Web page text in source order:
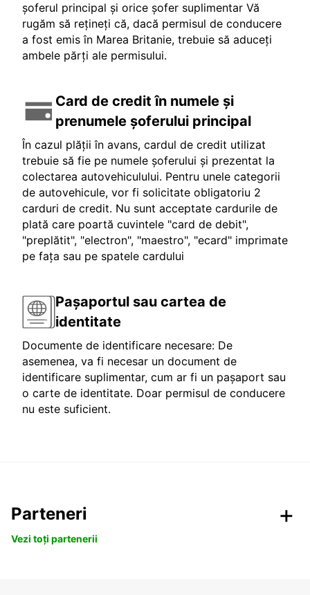
șoferul principal și orice șofer suplimentar Vă
rugăm să rețineți că, dacă permisul de conducere
a fost emis în Marea Britanie, trebuie să aduceți
ambele părți ale permisului.
Card de credit în numele și
prenumele șoferului principal
În cazul plății în avans, cardul de credit utilizat
trebuie să fie pe numele șoferului și prezentat la
colectarea autovehiculului. Pentru unele categorii
de autovehicule, vor fi solicitate obligatoriu 2
carduri de credit. Nu sunt acceptate cardurile de
plată care poartă cuvintele "card de debit",
"preplătit", "electron", "maestro", "ecard" imprimate
pe fața sau pe spatele cardului
Pașaportul sau cartea de
identitate
Documente de identificare necesare: De
asemenea, va fi necesar un document de
identificare suplimentar, cum ar fi un pașaport sau
o carte de identitate. Doar permisul de conducere
nu este suficient.
Parteneri
Vezi toți partenerii